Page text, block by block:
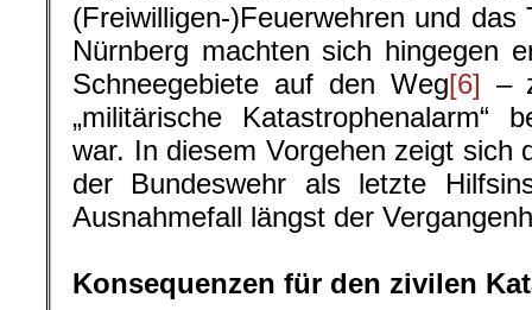
(Freiwilligen-)Feuerwehren und
Nürnberg machten sich hingegen
Schneegebiete auf den Weg[6] –
„militärische Katastrophenalarm“
war. In diesem Vorgehen zeigt sich
der Bundeswehr als letzte
Ausnahmefall längst der
Konsequenzen für den zivilen